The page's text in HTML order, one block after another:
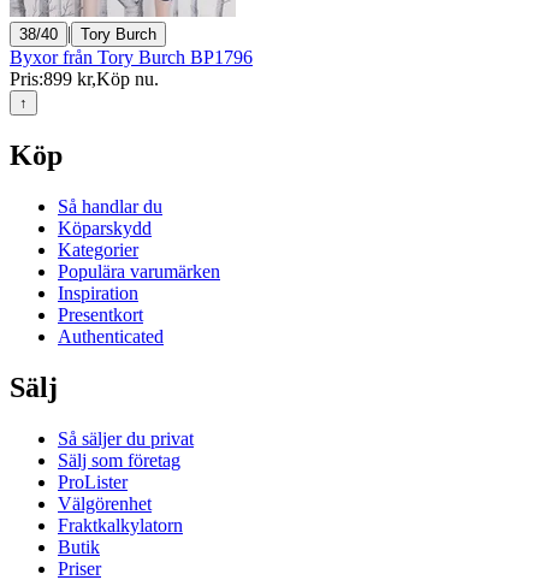
38/40 | Tory Burch
Byxor från Tory Burch BP1796
Pris:899 kr,Köp nu.
↑
Köp
Så handlar du
Köparskydd
Kategorier
Populära varumärken
Inspiration
Presentkort
Authenticated
Sälj
Så säljer du privat
Sälj som företag
ProLister
Välgörenhet
Fraktkalkylatorn
Butik
Priser